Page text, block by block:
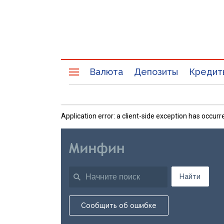
Валюта Депозиты
Application error: a client-side exception has
Найти
Сообщить об ошибке